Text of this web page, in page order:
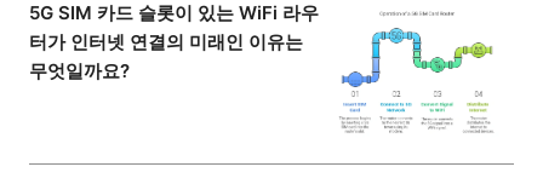
5G SIM 카드 슬롯이 있는 WiFi 라우
터가 인터넷 연결의 미래인 이유는
무엇일까요?